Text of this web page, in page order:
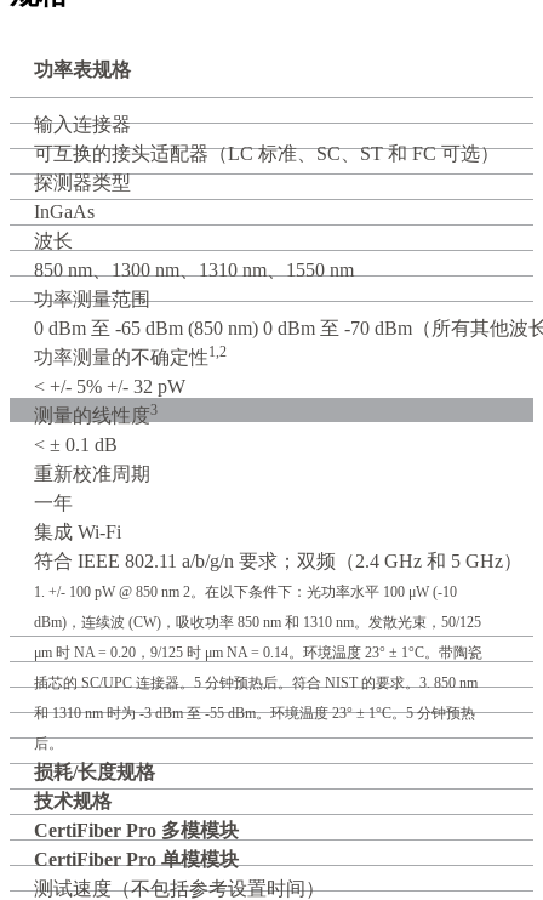
功率表规格
输入连接器
可互换的接头适配器（LC 标准、SC、ST 和 FC 可选）
探测器类型
InGaAs
波长
850 nm、1300 nm、1310 nm、1550 nm
功率测量范围
0 dBm 至 -65 dBm (850 nm) 0 dBm 至 -70 dBm（所有其他波
功率测量的不确定性1,2
< +/- 5% +/- 32 pW
测量的线性度3
< ± 0.1 dB
重新校准周期
一年
集成 Wi-Fi
符合 IEEE 802.11 a/b/g/n 要求；双频（2.4 GHz 和 5 GHz）
1. +/- 100 pW @ 850 nm 2。在以下条件下：光功率水平 100 μW (-10
dBm)，连续波 (CW)，吸收功率 850 nm 和 1310 nm。发散光束，50/125
μm 时 NA = 0.20，9/125 时 μm NA = 0.14。环境温度 23° ± 1°C。带陶瓷
插芯的 SC/UPC 连接器。5 分钟预热后。符合 NIST 的要求。3. 850 nm
和 1310 nm 时为 -3 dBm 至 -55 dBm。环境温度 23° ± 1°C。5 分钟预热
后。
损耗/长度规格
技术规格
CertiFiber Pro 多模模块
CertiFiber Pro 单模模块
测试速度（不包括参考设置时间）